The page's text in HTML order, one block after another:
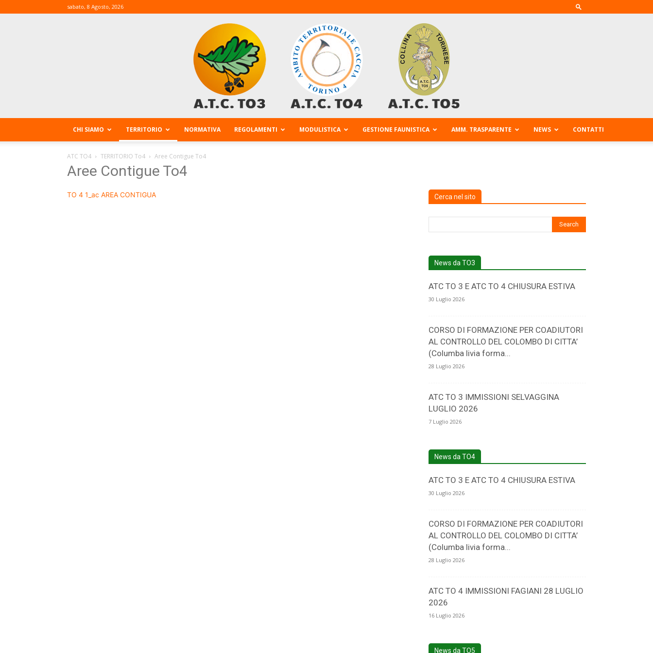
sabato, 8 Agosto, 2026
AtcTo
CHI SIAMO TERRITORIO NORMATIVA REGOLAMENTI MODULISTICA GESTIONE FAUNISTICA AMM. TRASPARENTE NEWS CONTATTI
ATC TO4 TERRITORIO To4 Aree Contigue To4
Aree Contigue To4
TO 4 1_ac AREA CONTIGUA Cerca nel sito
News da TO3
ATC TO 3 E ATC TO 4 CHIUSURA ESTIVA
30 Luglio 2026
CORSO DI FORMAZIONE PER COADIUTORI
AL CONTROLLO DEL COLOMBO DI CITTA’
(Columba livia forma...
28 Luglio 2026
ATC TO 3 IMMISSIONI SELVAGGINA
LUGLIO 2026
7 Luglio 2026
News da TO4
ATC TO 3 E ATC TO 4 CHIUSURA ESTIVA
30 Luglio 2026
CORSO DI FORMAZIONE PER COADIUTORI
AL CONTROLLO DEL COLOMBO DI CITTA’
(Columba livia forma...
28 Luglio 2026
ATC TO 4 IMMISSIONI FAGIANI 28 LUGLIO
2026
16 Luglio 2026
News da TO5